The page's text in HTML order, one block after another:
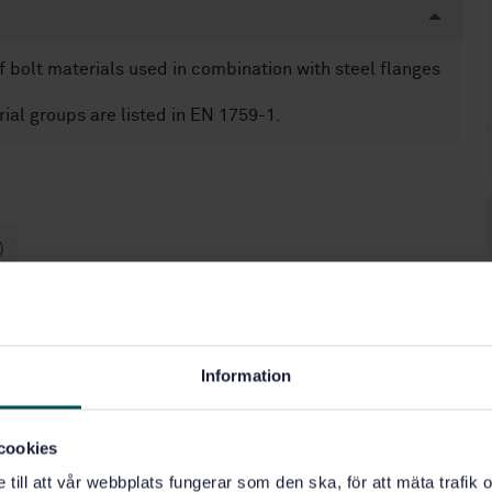
Information
till att vår webbplats fungerar som den ska, för att mäta trafik
bolt materials used in combination with steel flanges
groups are listed in EN 1759-1.
(23.040.60)